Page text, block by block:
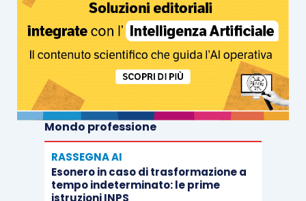
Mondo professione
RASSEGNA AI
Esonero in caso di trasformazione a
tempo indeterminato: le prime
istruzioni INPS